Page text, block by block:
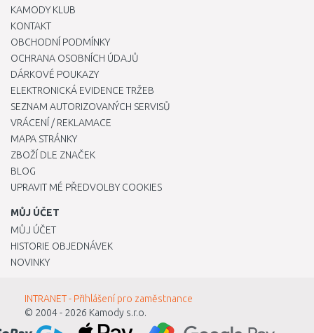
KAMODY KLUB
KONTAKT
OBCHODNÍ PODMÍNKY
OCHRANA OSOBNÍCH ÚDAJŮ
DÁRKOVÉ POUKAZY
ELEKTRONICKÁ EVIDENCE TRŽEB
SEZNAM AUTORIZOVANÝCH SERVISŮ
VRÁCENÍ / REKLAMACE
MAPA STRÁNKY
ZBOŽÍ DLE ZNAČEK
BLOG
UPRAVIT MÉ PŘEDVOLBY COOKIES
MŮJ ÚČET
MŮJ ÚČET
HISTORIE OBJEDNÁVEK
NOVINKY
INTRANET - Přihlášení pro zaměstnance
© 2004 - 2026 Kamody s.r.o.